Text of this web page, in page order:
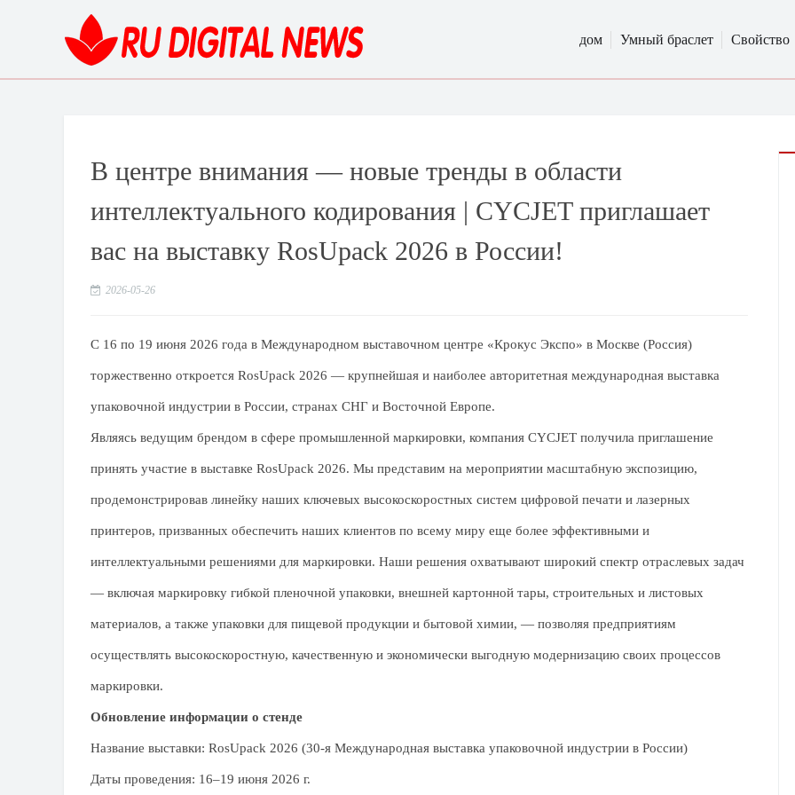
дом Умный браслет Свойство
В центре внимания — новые тренды в области
интеллектуального кодирования | CYCJET приглашает
вас на выставку RosUpack 2026 в России!
2026-05-26
С 16 по 19 июня 2026 года в Международном выставочном центре «Крокус Экспо» в Москве (Россия)
торжественно откроется RosUpack 2026 — крупнейшая и наиболее авторитетная международная выставка
упаковочной индустрии в России, странах СНГ и Восточной Европе.
Являясь ведущим брендом в сфере промышленной маркировки, компания CYCJET получила приглашение
принять участие в выставке RosUpack 2026. Мы представим на мероприятии масштабную экспозицию,
продемонстрировав линейку наших ключевых высокоскоростных систем цифровой печати и лазерных
принтеров, призванных обеспечить наших клиентов по всему миру еще более эффективными и
интеллектуальными решениями для маркировки. Наши решения охватывают широкий спектр отраслевых задач
— включая маркировку гибкой пленочной упаковки, внешней картонной тары, строительных и листовых
материалов, а также упаковки для пищевой продукции и бытовой химии, — позволяя предприятиям
осуществлять высокоскоростную, качественную и экономически выгодную модернизацию своих процессов
маркировки.
Обновление информации о стенде
Название выставки: RosUpack 2026 (30-я Международная выставка упаковочной индустрии в России)
Даты проведения: 16–19 июня 2026 г.